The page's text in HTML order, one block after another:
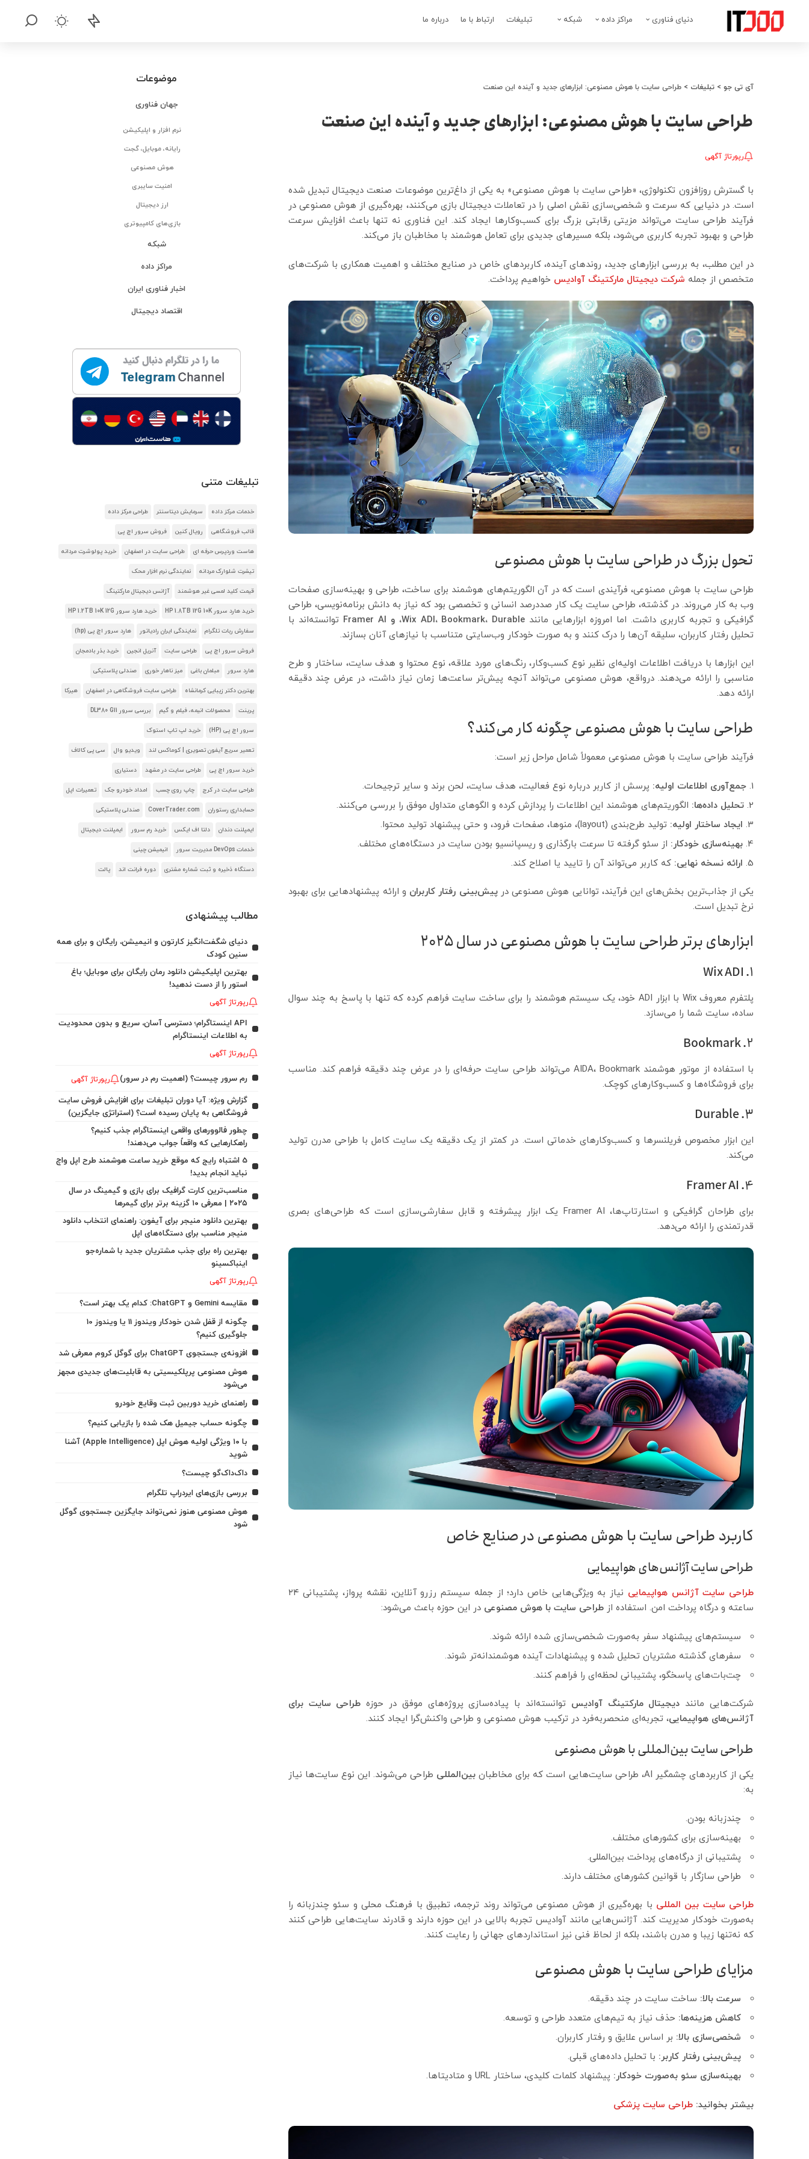
دنیای فناوری مراکز داده شبکه تبلیغات ارتباط با ما درباره ما
آی تی جو > تبلیغات > طراحی سایت با هوش مصنوعی: ابزارهای جدید و آینده این صنعت
طراحی سایت با هوش مصنوعی: ابزارهای جدید و آینده این صنعت
رپورتاژ آگهی
با گسترش روزافزون تکنولوژی، «طراحی سایت با هوش مصنوعی» به یکی از داغ‌ترین موضوعات صنعت دیجیتال تبدیل شده
است. در دنیایی که سرعت و شخصی‌سازی نقش اصلی را در تعاملات دیجیتال بازی می‌کنند، بهره‌گیری از هوش مصنوعی در
فرآیند طراحی سایت می‌تواند مزیتی رقابتی بزرگ برای کسب‌وکارها ایجاد کند. این فناوری نه تنها باعث افزایش سرعت
طراحی و بهبود تجربه کاربری می‌شود، بلکه مسیرهای جدیدی برای تعامل هوشمند با مخاطبان باز می‌کند.
در این مطلب، به بررسی ابزارهای جدید، روندهای آینده، کاربردهای خاص در صنایع مختلف و اهمیت همکاری با شرکت‌های
متخصص از جمله شرکت دیجیتال مارکتینگ آوادیس خواهیم پرداخت.
تحول بزرگ در طراحی سایت با هوش مصنوعی
طراحی سایت با هوش مصنوعی، فرآیندی است که در آن الگوریتم‌های هوشمند برای ساخت، طراحی و بهینه‌سازی صفحات
وب به کار می‌روند. در گذشته، طراحی سایت یک کار صددرصد انسانی و تخصصی بود که نیاز به دانش برنامه‌نویسی، طراحی
گرافیکی و تجربه کاربری داشت. اما امروزه ابزارهایی مانند Wix ADI، Bookmark، Durable، و Framer AI
توانسته‌اند با
تحلیل رفتار کاربران، سلیقه آن‌ها را درک کنند و به صورت خودکار وب‌سایتی متناسب با نیازهای آنان بسازند.
این ابزارها با دریافت اطلاعات اولیه‌ای نظیر نوع کسب‌وکار، رنگ‌های مورد علاقه، نوع محتوا و هدف سایت، ساختار و طرح
مناسبی را ارائه می‌دهند. درواقع، هوش مصنوعی می‌تواند آنچه پیش‌تر ساعت‌ها زمان نیاز داشت، در عرض چند دقیقه
ارائه دهد.
طراحی سایت با هوش مصنوعی چگونه کار می‌کند؟
فرآیند طراحی سایت با هوش مصنوعی معمولاً شامل مراحل زیر است:
جمع‌آوری اطلاعات اولیه: پرسش از کاربر درباره نوع فعالیت، هدف سایت، لحن برند و سایر ترجیحات.
تحلیل داده‌ها: الگوریتم‌های هوشمند این اطلاعات را پردازش کرده و الگوهای متداول موفق را بررسی می‌کنند.
ایجاد ساختار اولیه: تولید طرح‌بندی (layout)، منوها، صفحات فرود، و حتی پیشنهاد تولید محتوا.
بهینه‌سازی خودکار: از سئو گرفته تا سرعت بارگذاری و ریسپانسیو بودن سایت در دستگاه‌های مختلف.
ارائه نسخه نهایی: که کاربر می‌تواند آن را تایید یا اصلاح کند.
یکی از جذاب‌ترین بخش‌های این فرآیند، توانایی هوش مصنوعی درپیش‌بینی رفتار کاربران و ارائه پیشنهادهایی برای بهبود
نرخ تبدیل است.
ابزارهای برتر طراحی سایت با هوش مصنوعی در سال ۲۰۲۵
1. Wix ADI
پلتفرم معروف Wix با ابزار ADI خود، یک سیستم هوشمند را برای ساخت سایت فراهم کرده که تنها با پاسخ به چند سوال
ساده، سایت شما را می‌سازد.
2. Bookmark
با استفاده از موتور هوشمند AIDA، Bookmark می‌تواند طراحی سایت حرفه‌ای را در عرض چند دقیقه فراهم کند. مناسب
برای فروشگاه‌ها و کسب‌وکارهای کوچک.
3. Durable
این ابزار مخصوص فریلنسرها و کسب‌وکارهای خدماتی است. در کمتر از یک دقیقه یک سایت کامل با طراحی مدرن تولید
می‌کند.
4. Framer AI
برای طراحان گرافیکی و استارتاپ‌ها، Framer AI یک ابزار پیشرفته و قابل سفارشی‌سازی است که طراحی‌های بصری
قدرتمندی را ارائه می‌دهد.
کاربرد طراحی سایت با هوش مصنوعی در صنایع خاص
طراحی سایت آژانس‌های هواپیمایی
طراحی سایت آژانس هواپیمایی
نیاز به ویژگی‌هایی خاص دارد؛ از جمله سیستم رزرو آنلاین، نقشه پرواز، پشتیبانی ۲۴
ساعته و درگاه پرداخت امن. استفاده از طراحی سایت با هوش مصنوعی در این حوزه باعث می‌شود:
سیستم‌های پیشنهاد سفر به‌صورت شخصی‌سازی شده ارائه شوند.
سفرهای گذشته مشتریان تحلیل شده و پیشنهادات آینده هوشمندانه‌تر شوند.
چت‌بات‌های پاسخگو، پشتیبانی لحظه‌ای را فراهم کنند.
شرکت‌هایی مانند دیجیتال مارکتینگ آوادیس توانسته‌اند با پیاده‌سازی پروژه‌های موفق در حوزه طراحی سایت برای
آژانس‌های هواپیمایی، تجربه‌ای منحصربه‌فرد در ترکیب هوش مصنوعی و طراحی واکنش‌گرا ایجاد کنند.
طراحی سایت بین‌المللی با هوش مصنوعی
یکی از کاربردهای چشمگیر AI، طراحی سایت‌هایی است که برای مخاطبان بین‌المللی طراحی می‌شوند. این نوع سایت‌ها نیاز
به:
چندزبانه بودن.
بهینه‌سازی برای کشورهای مختلف.
پشتیبانی از درگاه‌های پرداخت بین‌المللی.
طراحی سازگار با قوانین کشورهای مختلف دارند.
طراحی سایت بین‌ المللی با بهره‌گیری از هوش مصنوعی می‌تواند روند ترجمه، تطبیق با فرهنگ محلی و سئو چندزبانه را
به‌صورت خودکار مدیریت کند. آژانس‌هایی مانند آوادیس تجربه بالایی در این حوزه دارند و قادرند سایت‌هایی طراحی کنند
که نه‌تنها زیبا و مدرن باشند، بلکه از لحاظ فنی نیز استانداردهای جهانی را رعایت کنند.
مزایای طراحی سایت با هوش مصنوعی
سرعت بالا: ساخت سایت در چند دقیقه.
کاهش هزینه‌ها: حذف نیاز به تیم‌های متعدد طراحی و توسعه.
شخصی‌سازی بالا: بر اساس علایق و رفتار کاربران.
پیش‌بینی رفتار کاربر: با تحلیل داده‌های قبلی.
بهینه‌سازی سئو به‌صورت خودکار: پیشنهاد کلمات کلیدی، ساختار URL و متادیتاها.
بیشتر بخوانید: طراحی سایت پزشکی
موضوعات
جهان فناوری
نرم افزار و اپلیکیشن
رایانه، موبایل، گجت
هوش مصنوعی
امنیت سایبری
ارز دیجیتال
بازی‌های کامپیوتری
شبکه
مراکز داده
اخبار فناوری ایران
اقتصاد دیجیتال
تبلیغات متنی
خدمات مرکز داده سرمایش دیتاسنتر طراحی مرکز داده
قالب فروشگاهی رویال کنین فروش سرور اچ پی
هاست وردپرس حرفه ای طراحی سایت در اصفهان خرید پولوشرت مردانه
تیشرت شلوارک مردانه نمایندگی نرم افزار محک
قیمت کلید لمسی غیر هوشمند آژانس دیجیتال مارکتینگ
خرید هارد سرور HP 1.8TB 12G 10K خرید هارد سرور HP 1.2TB 10K 12G
سفارش ربات تلگرام نمایندگی ایران رادیاتور هارد سرور اچ پی (hp)
فروش سرور اچ پی طراحی سایت آنریل انجین خرید بذر بادمجان
هارد سرور مبلمان باغی میز ناهار خوری صندلی پلاستیکی
بهترین دکتر زیبایی کرمانشاه طراحی سایت فروشگاهی در اصفهان هیرکا
پرینت محصولات انیمه، فیلم و گیم بررسی سرور DL380 G11
سرور اچ پی (HP) خرید لپ تاپ استوک
تعمیر سریع آیفون تصویری | کوماکس لند ویدیو وال سی پی کالاف
خرید سرور اچ پی طراحی سایت در مشهد دستیاری
طراحی سایت در کرج چاپ روی چسب امداد خودرو جک تعمیرات اپل
حسابداری رستوران CoverTrader.com صندلی پلاستیکی
ایمپلنت دندان دلتا اف ایکس خرید رم سرور ایمپلنت دیجیتال
خدمات DevOps مدیریت سرور انیمیشن چینی
دستگاه ذخیره و ثبت شماره مشتری دوره فرانت اند پالت
مطالب پیشنهادی
دنیای شگفت‌انگیز کارتون و انیمیشن، رایگان و برای همه
سنین کودک
بهترین اپلیکیشن دانلود رمان رایگان برای موبایل؛ باغ
استور را از دست ندهید!
رپورتاژ آگهی
API اینستاگرام؛ دسترسی آسان، سریع و بدون محدودیت
به اطلاعات اینستاگرام
رپورتاژ آگهی
رم سرور چیست؟ (اهمیت رم در سرور) رپورتاژ آگهی
گزارش ویژه: آیا دوران تبلیغات برای افزایش فروش سایت
فروشگاهی به پایان رسیده است؟ (استراتژی جایگزین)
چطور فالوورهای واقعی اینستاگرام جذب کنیم؟
راهکارهایی که واقعاً جواب می‌دهند!
5 اشتباه رایج که موقع خرید ساعت هوشمند طرح اپل واچ
نباید انجام بدید!
مناسب‌ترین کارت گرافیک برای بازی و گیمینگ در سال
۲۰۲۵ | معرفی ۱۰ گزینه برتر برای گیمرها
بهترین دانلود منیجر برای آیفون: راهنمای انتخاب دانلود
منیجر مناسب برای دستگاه‌های اپل
بهترین راه برای جذب مشتریان جدید با شماره‌جو
اینباکسینو
رپورتاژ آگهی
مقایسه Gemini و ChatGPT: کدام یک بهتر است؟
چگونه از قفل شدن خودکار ویندوز 11 یا ویندوز 10
جلوگیری کنیم؟
افزونه‌ی جستجوی ChatGPT برای گوگل کروم معرفی شد
هوش مصنوعی پرپلکیسیتی به قابلیت‌های جدیدی مجهز
می‌شود
راهنمای خرید دوربین ثبت وقایع خودرو
چگونه حساب جیمیل هک شده را بازیابی کنیم؟
با ۱۰ ویژگی اولیه هوش اپل (Apple Intelligence) آشنا
شوید
داک‌داک‌گو چیست؟
بررسی بازی‌های ایردراپ تلگرام
هوش مصنوعی هنوز نمی‌تواند جایگزین جستجوی گوگل
شود